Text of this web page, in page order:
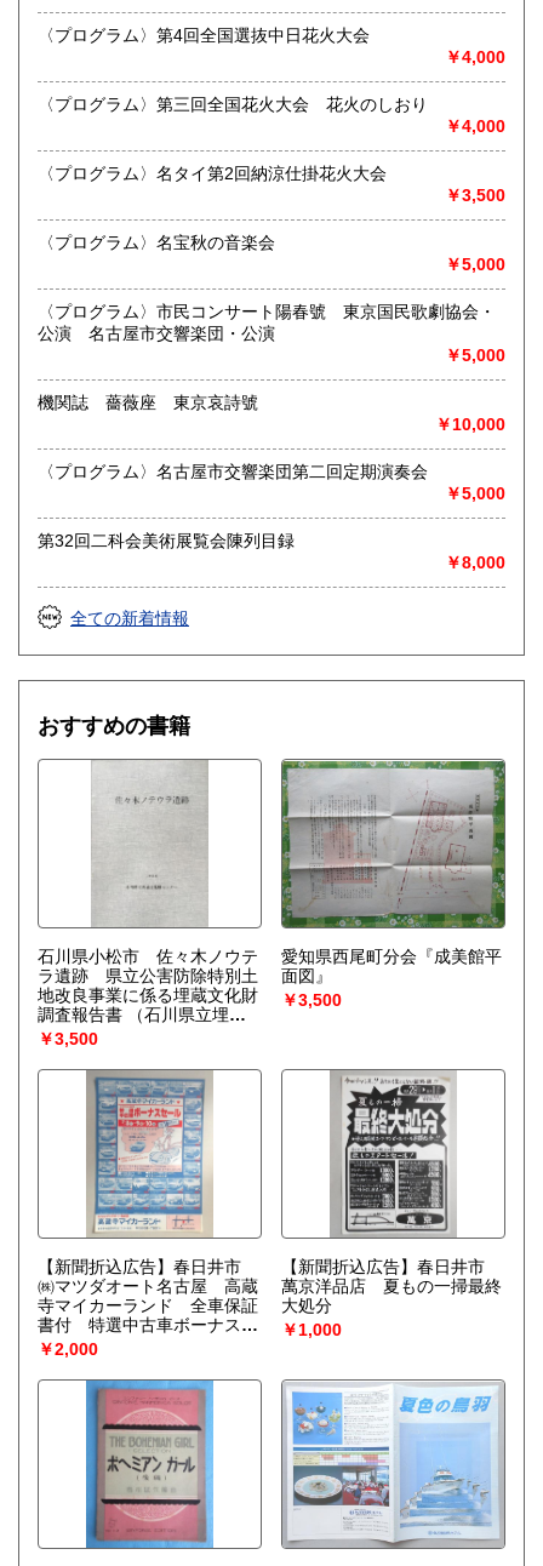
買取 買取専用フリーダイヤル 0120-006-229 (担当・
井上)
す。
御整理・御売却はお気軽に当店にご相談ください。
お電話、メール等でご連絡次第、即日に参上いたします。古
書買い取り、古本買い取り、大量大歓迎です。
特に古いもの全般(和本、古文書、紙物チラシ、郷土資料、地
図、宗教、芸能、美術、文学、雑誌等)に力を入れておりま
す。
又書画骨董品も別部門で取り扱いしておりますので引越し増
愛知県・岐阜県を中心に近県の方、日時打ち合わせの後、ご
訪問し、見積もり・買入をさせていただきます。
まずはお気軽にご連絡ください。
お品物を送料着払いでお送りいただければ、即日に評価しご
連絡ご送金いたします。
愛知県江南市前飛保町栄284 扶桑文庫 担当井
上
取り扱い分野
総記、哲学宗教、歴史、社会科学、自然科学、美術工芸、国
語国文、外国文学、古典籍、近代文献、趣味、外国書、サブ
カルチャー、古書一般（その他）
古文書・和本・刷り物・絵葉書・近代文献資料・エフェメラ
〈プログラム〉第4回全国選抜中日花火大会
￥4,000
〈プログラム〉第三回全国花火大会 花火のしおり
￥4,000
〈プログラム〉名タイ第2回納涼仕掛花火大会
￥3,500
〈プログラム〉名宝秋の音楽会
￥5,000
〈プログラム〉市民コンサート陽春號 東京国民歌劇協会・
公演 名古屋市交響楽団・公演
￥5,000
機関誌 薔薇座 東京哀詩號
￥10,000
〈プログラム〉名古屋市交響楽団第二回定期演奏会
￥5,000
第32回二科会美術展覧会陳列目録
￥8,000
全ての新着情報
おすすめの書籍
石川県小松市 佐々木ノウテ
ラ遺跡 県立公害防除特別土
地改良事業に係る埋蔵文化財
調査報告書
（石川県立埋蔵
文化財センター）
￥3,500
愛知県西尾町分会『成美館平
面図』
￥3,500
【新聞折込広告】春日井市
㈱マツダオート名古屋 高蔵
寺マイカーランド 全車保証
書付 特選中古車ボーナスセ
ール
￥2,000
【新聞折込広告】春日井市
萬京洋品店 夏もの一掃最終
大処分
￥1,000